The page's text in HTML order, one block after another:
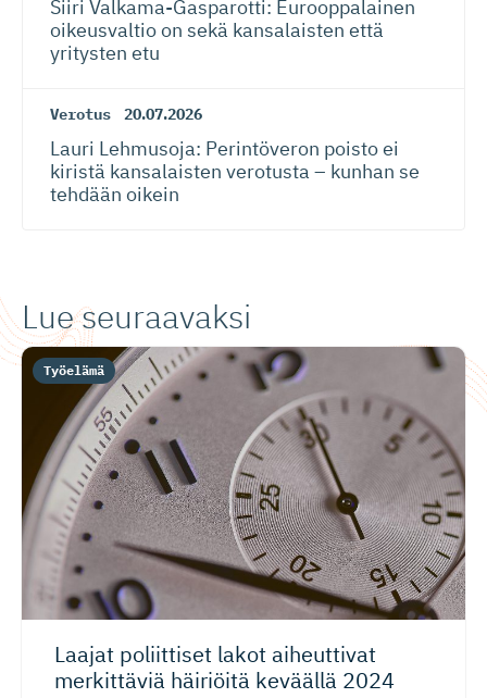
Siiri Valkama-Gas­pa­rotti: Eurooppalainen
oikeusvaltio on sekä kansalaisten että
yritysten etu
Verotus 20.07.2026
Lauri Lehmusoja: Perintöveron poisto ei
kiristä kansalaisten verotusta – kunhan se
tehdään oikein
Lue seuraavaksi
Laajat poliittiset lakot aiheuttivat
merkittäviä häiriöitä keväällä 2024
Työelämä